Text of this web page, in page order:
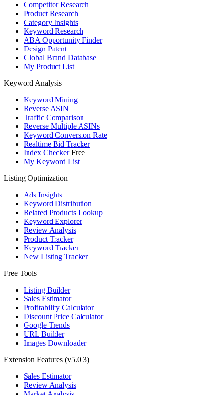
Competitor Research
Product Research
Category Insights
Keyword Research
ABA Opportunity Finder
Design Patent
Global Brand Database
My Product List
Keyword Analysis
Keyword Mining
Reverse ASIN
Traffic Comparison
Reverse Multiple ASINs
Keyword Conversion Rate
Realtime Bid Tracker
Index CheckerFree
My Keyword List
Listing Optimization
Ads Insights
Keyword Distribution
Related Products Lookup
Keyword Explorer
Review Analysis
Product Tracker
Keyword Tracker
New Listing Tracker
Free Tools
Listing Builder
Sales Estimator
Profitability Calculator
Discount Price Calculator
Google Trends
URL Builder
Images Downloader
Extension Features (v5.0.3)
Sales Estimator
Review Analysis